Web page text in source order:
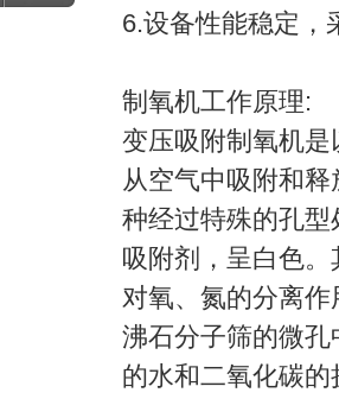
6.设备性能稳定，
制氧机工作原理:
变压吸附制氧机
从空气中吸附和
种经过特殊的孔
吸附剂，呈白色
对氧、氮的分离
沸石分子筛的微
的水和二氧化碳